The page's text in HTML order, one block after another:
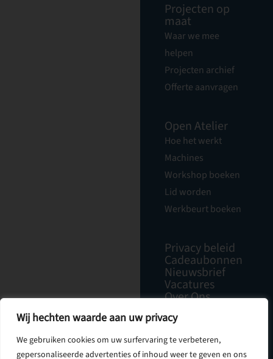
Wij hechten waarde aan uw privacy
We gebruiken cookies om uw surfervaring te verbeteren,
gepersonaliseerde advertenties of inhoud weer te geven en ons
Projecten op
maat
Waar we mee
helpen
Projecten archief
Offerte aanvragen
Open Atelier
Hoe het werkt
Machines
Workshop boeken
Lid worden
Werkbeurt boeken
Privacy beleid
Cadeaubonnen
Nieuwsbrief
Vacatures
Over Ons